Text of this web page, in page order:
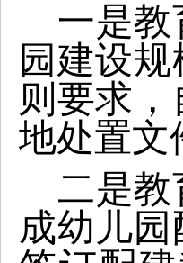
一是
园建设
则要求
地处置文
二是
成幼儿